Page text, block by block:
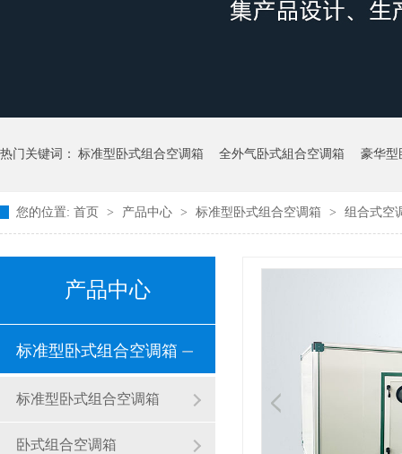
热门关键词： 标准型卧式组合空调箱 全外气卧式組合空调箱 豪华型
您的位置: 首页 > 产品中心 > 标准型卧式组合空调箱 > 组合式空
产品中心
标准型卧式组合空调箱
标准型卧式组合空调箱
卧式组合空调箱